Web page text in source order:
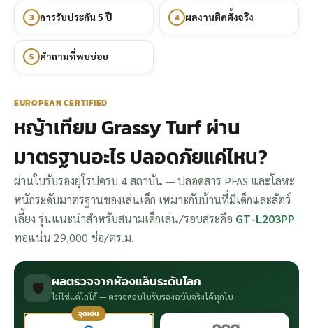
3 การรับประกัน 5 ปี 4 ผลงานติดตั้งจริง
5 คำถามที่พบบ่อย
EUROPEAN CERTIFIED
หญ้าเทียม Grassy Turf ผ่าน
มาตรฐานอะไร ปลอดภัยแค่ไหน?
ผ่านใบรับรองยุโรปครบ 4 สถาบัน — ปลอดสาร PFAS และโลหะ
หนักระดับมาตรฐานของเล่นเด็ก เหมาะกับบ้านที่มีเด็กและสัตว์
เลี้ยง รุ่นแนะนำสำหรับสนามเด็กเล่น/รอบสระคือ GT-L203PP
ทอแน่น 29,000 ช่อ/ตร.ม.
🛡️ ผลตรวจจากห้องแล็บระดับโลก
ไม่ใช่แค่โลโก้ — ตรวจสอบใบรับรองฉบับจริงได้ทุกใบ